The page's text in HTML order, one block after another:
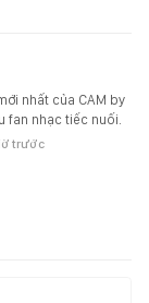
nhất của CAM by
fan nhạc tiếc nuối.
trước